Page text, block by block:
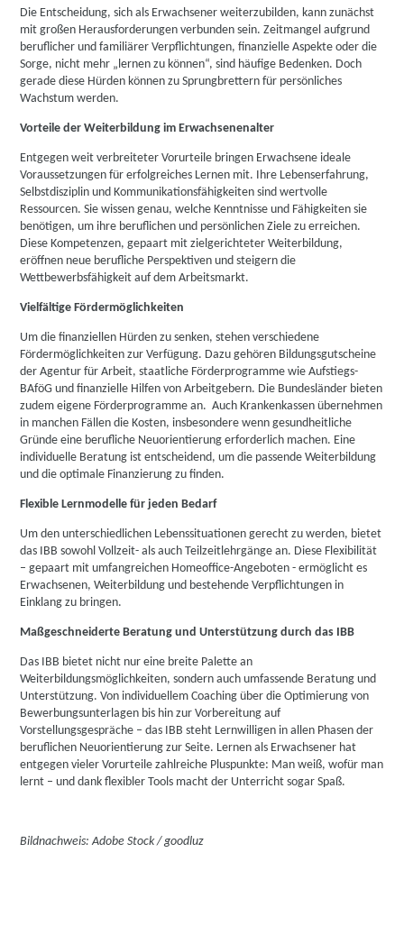
Die Entscheidung, sich als Erwachsener weiterzubilden, kann zunächst
mit großen Herausforderungen verbunden sein. Zeitmangel aufgrund
beruflicher und familiärer Verpflichtungen, finanzielle Aspekte oder die
Sorge, nicht mehr „lernen zu können“, sind häufige Bedenken. Doch
gerade diese Hürden können zu Sprungbrettern für persönliches
Wachstum werden.
Vorteile der Weiterbildung im Erwachsenenalter
Entgegen weit verbreiteter Vorurteile bringen Erwachsene ideale
Voraussetzungen für erfolgreiches Lernen mit. Ihre Lebenserfahrung,
Selbstdisziplin und Kommunikationsfähigkeiten sind wertvolle
Ressourcen. Sie wissen genau, welche Kenntnisse und Fähigkeiten sie
benötigen, um ihre beruflichen und persönlichen Ziele zu erreichen.
Diese Kompetenzen, gepaart mit zielgerichteter Weiterbildung,
eröffnen neue berufliche Perspektiven und steigern die
Wettbewerbsfähigkeit auf dem Arbeitsmarkt.
Vielfältige Fördermöglichkeiten
Um die finanziellen Hürden zu senken, stehen verschiedene
Fördermöglichkeiten zur Verfügung. Dazu gehören Bildungsgutscheine
der Agentur für Arbeit, staatliche Förderprogramme wie Aufstiegs-
BAföG und finanzielle Hilfen von Arbeitgebern. Die Bundesländer bieten
zudem eigene Förderprogramme an. Auch Krankenkassen übernehmen
in manchen Fällen die Kosten, insbesondere wenn gesundheitliche
Gründe eine berufliche Neuorientierung erforderlich machen. Eine
individuelle Beratung ist entscheidend, um die passende Weiterbildung
und die optimale Finanzierung zu finden.
Flexible Lernmodelle für jeden Bedarf
Um den unterschiedlichen Lebenssituationen gerecht zu werden, bietet
das IBB sowohl Vollzeit- als auch Teilzeitlehrgänge an. Diese Flexibilität
– gepaart mit umfangreichen Homeoffice-Angeboten - ermöglicht es
Erwachsenen, Weiterbildung und bestehende Verpflichtungen in
Einklang zu bringen.
Maßgeschneiderte Beratung und Unterstützung durch das IBB
Das IBB bietet nicht nur eine breite Palette an
Weiterbildungsmöglichkeiten, sondern auch umfassende Beratung und
Unterstützung. Von individuellem Coaching über die Optimierung von
Bewerbungsunterlagen bis hin zur Vorbereitung auf
Vorstellungsgespräche – das IBB steht Lernwilligen in allen Phasen der
beruflichen Neuorientierung zur Seite. Lernen als Erwachsener hat
entgegen vieler Vorurteile zahlreiche Pluspunkte: Man weiß, wofür man
lernt – und dank flexibler Tools macht der Unterricht sogar Spaß.
Bildnachweis: Adobe Stock /goodluz